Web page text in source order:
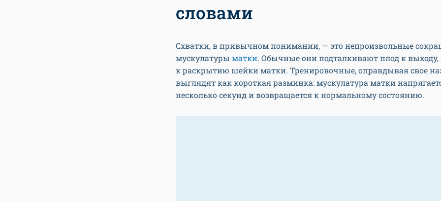
словами
Схватки, в привычном понимании, — это непроизвольные
мускулатуры матки. Обычные они подталкивают плод к выходу,
к раскрытию шейки матки. Тренировочные, оправдывая свое
выглядят как короткая разминка: мускулатура матки
несколько секунд и возвращается к нормальному состоянию.